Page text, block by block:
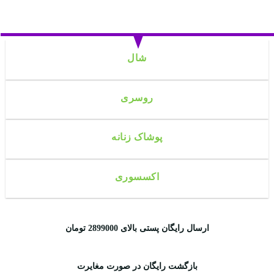
شال
روسری
پوشاک زنانه
اکسسوری
ارسال رایگان پستی بالای 2899000 تومان
بازگشت رایگان در صورت مغایرت